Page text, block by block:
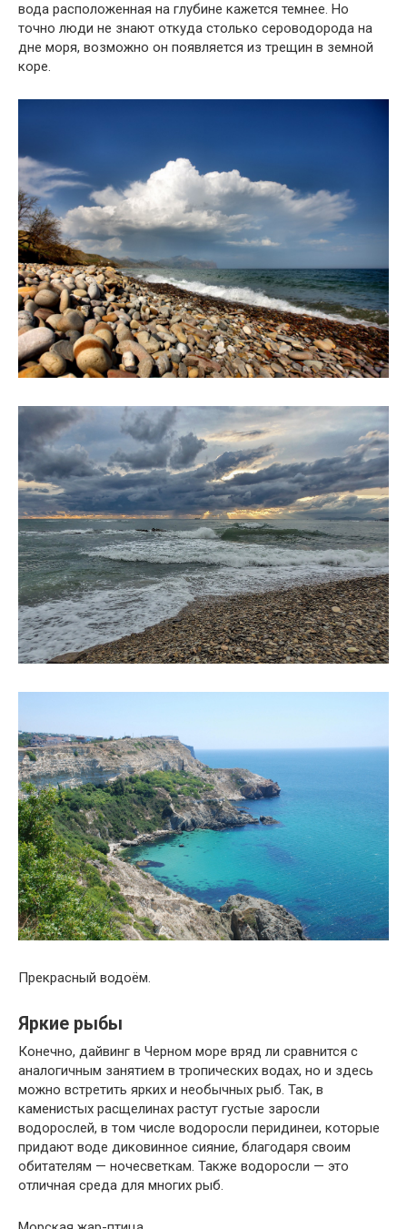
вода расположенная на глубине кажется темнее. Но
точно люди не знают откуда столько сероводорода на
дне моря, возможно он появляется из трещин в земной
коре.
Прекрасный водоём.
Яркие рыбы
Конечно, дайвинг в Черном море вряд ли сравнится с
аналогичным занятием в тропических водах, но и здесь
можно встретить ярких и необычных рыб. Так, в
каменистых расщелинах растут густые заросли
водорослей, в том числе водоросли перидинеи, которые
придают воде диковинное сияние, благодаря своим
обитателям — ночесветкам. Также водоросли — это
отличная среда для многих рыб.